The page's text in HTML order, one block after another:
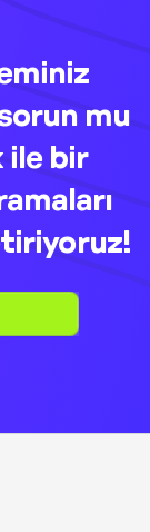
mu
ile bir